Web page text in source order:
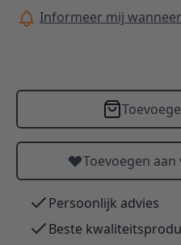
Informeer mij
Toevoegen
Persoonlijk advies
Beste